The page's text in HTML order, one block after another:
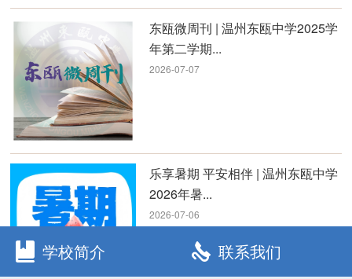
东瓯微周刊 | 温州东瓯中学2025学
年第二学期...
2026-07-07
乐享暑期 平安相伴 | 温州东瓯中学
2026年暑...
2026-07-06
学校简介 联系我们